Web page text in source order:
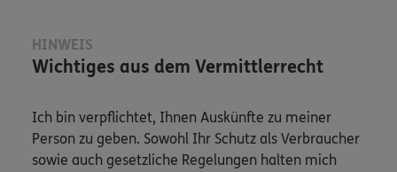
HINWEIS
Wichtiges aus dem Vermittlerrecht
Ich bin verpflichtet, Ihnen Auskünfte zu meiner
Person zu geben. Sowohl Ihr Schutz als Verbraucher
sowie auch gesetzliche Regelungen halten mich